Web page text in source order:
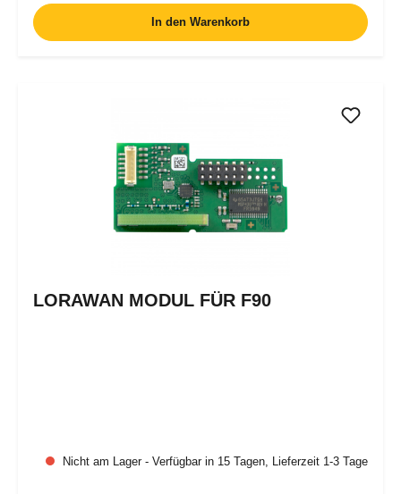
In den Warenkorb
LORAWAN MODUL FÜR F90
Nicht am Lager - Verfügbar in 15 Tagen, Lieferzeit 1-3 Tage